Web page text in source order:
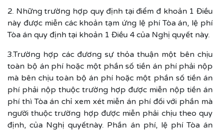
2. Những trường hợp quy định tại điểm đ khoản 1 Điều
này được miễn các khoản tạm ứng lệ phí Tòa án, lệ phí
Tòa án quy định tại khoản 1 Điều 4 của Nghị quyết này.
3.Trường hợp các đương sự thỏa thuận một bên chịu
toàn bộ án phí hoặc một phần số tiền án phí phải nộp
mà bên chịu toàn bộ án phí hoặc một phần số tiền án
phí phải nộp thuộc trường hợp được miễn nộp tiền án
phí thì Tòa án chỉ xem xét miễn án phí đối với phần mà
người thuộc trường hợp được miễn phải chịu theo quy
định, của Nghị quyếtnày. Phần án phí, lệ phí Tòa án